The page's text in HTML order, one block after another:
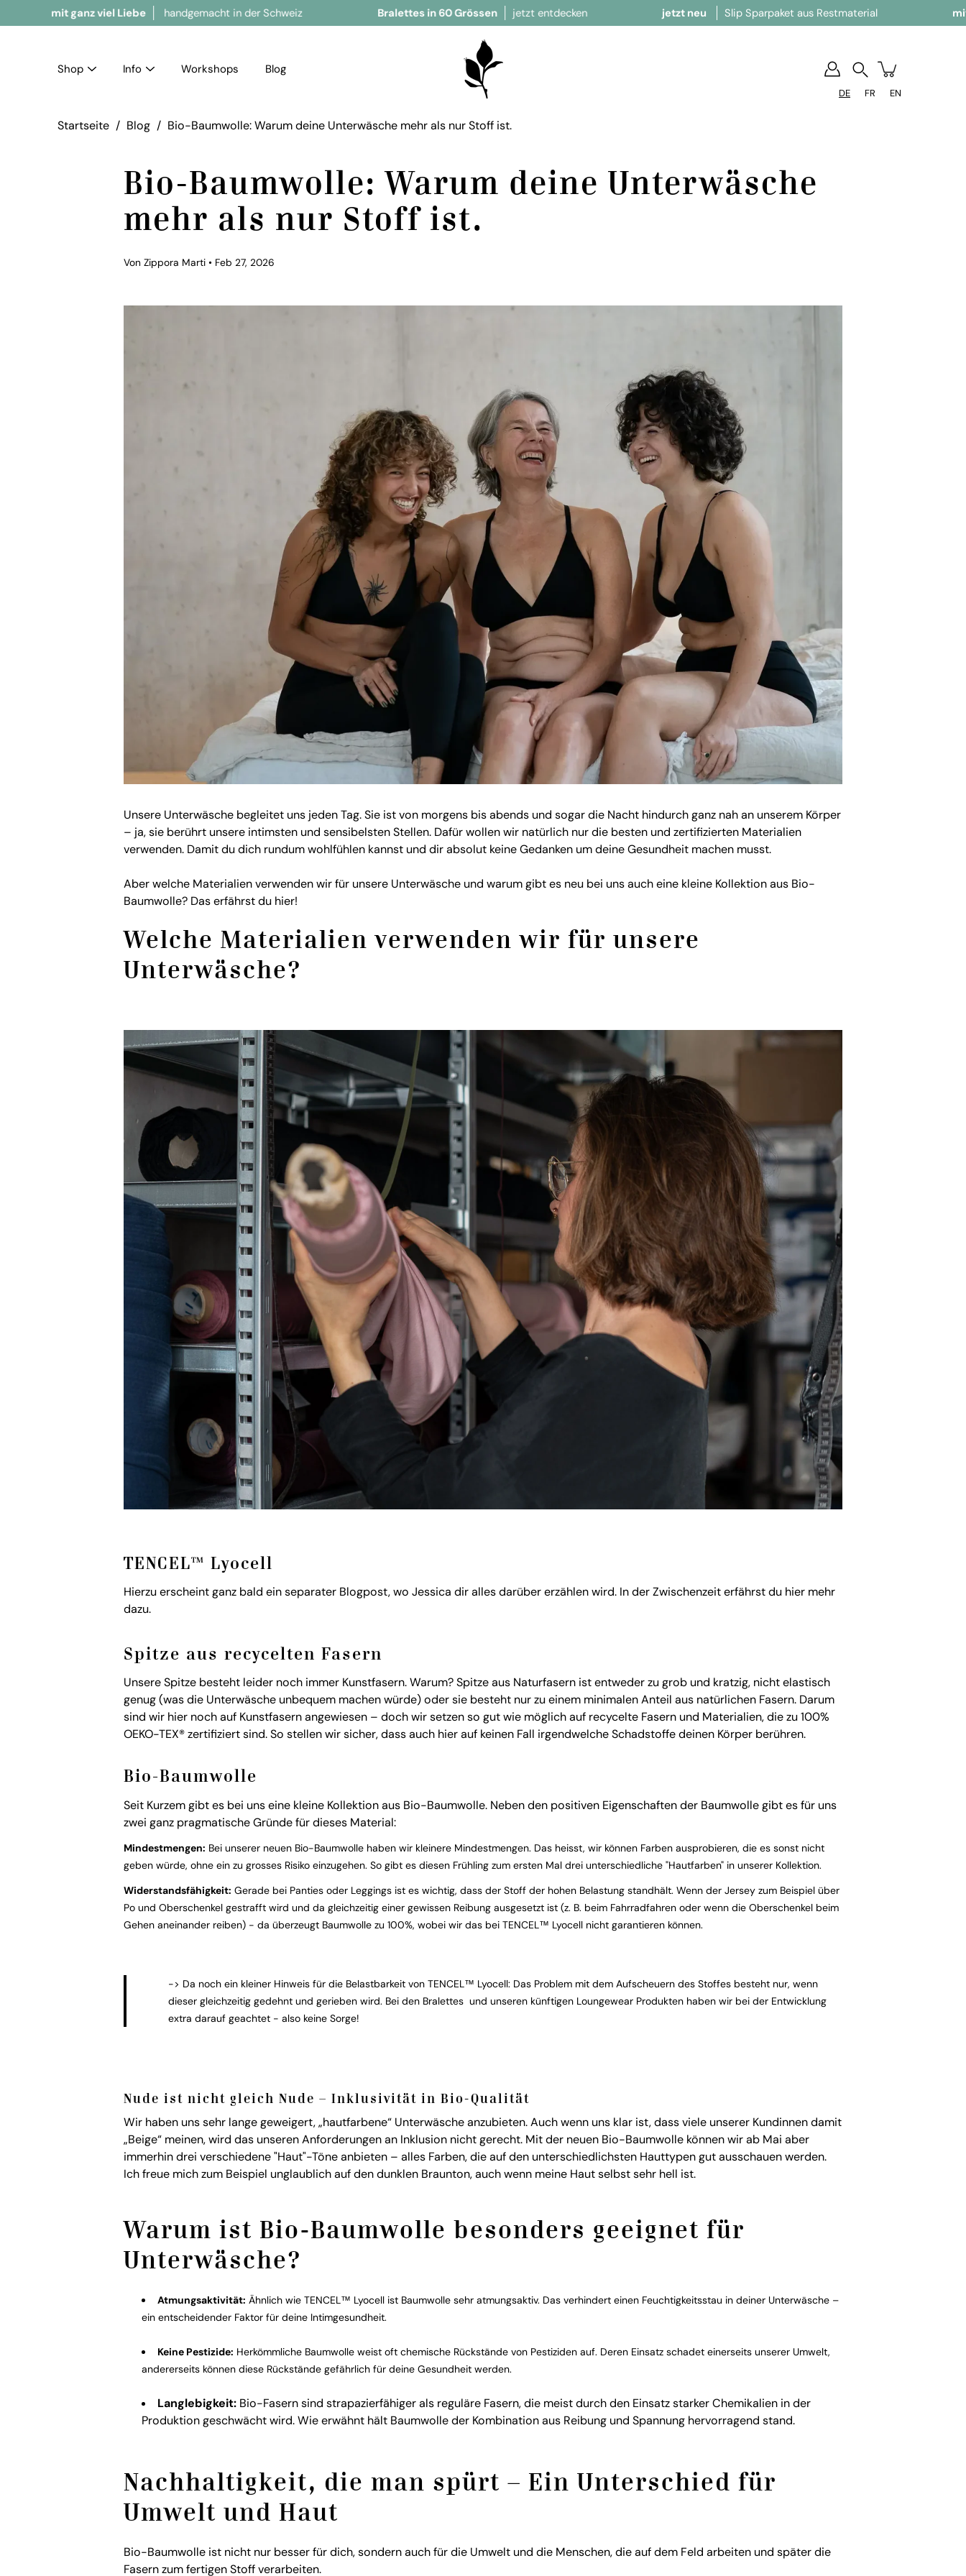
viel Liebe handgemacht in der Schweiz Bralettes in 60 Grössen jetzt entdecken Slip Sparpaket aus Restmaterial mit ganz viel
Shop Info Workshops Blog
DE FR EN
Startseite / Blog / Bio-Baumwolle: Warum deine Unterwäsche mehr als nur Stoff ist.
Bio-Baumwolle: Warum deine Unterwäsche
mehr als nur Stoff ist.
Von Zippora Marti Feb 27, 2026
Unsere Unterwäsche begleitet uns jeden Tag. Sie ist von morgens bis abends und sogar die Nacht hindurch ganz nah an unserem Körper
– ja, sie berührt unsere intimsten und sensibelsten Stellen. Dafür wollen wir natürlich nur die besten und zertifizierten Materialien
verwenden. Damit du dich rundum wohlfühlen kannst und dir absolut keine Gedanken um deine Gesundheit machen musst.
Aber welche Materialien verwenden wir für unsere Unterwäsche und warum gibt es neu bei uns auch eine kleine Kollektion aus Bio-
Baumwolle? Das erfährst du hier!
Welche Materialien verwenden wir für unsere
Unterwäsche?
TENCEL™ Lyocell
Hierzu erscheint ganz bald ein separater Blogpost, wo Jessica dir alles darüber erzählen wird. In der Zwischenzeit erfährst du hier mehr
dazu.
Spitze aus recycelten Fasern
Unsere Spitze besteht leider noch immer Kunstfasern. Warum? Spitze aus Naturfasern ist entweder zu grob und kratzig, nicht elastisch
genug (was die Unterwäsche unbequem machen würde) oder sie besteht nur zu einem minimalen Anteil aus natürlichen Fasern. Darum
sind wir hier noch auf Kunstfasern angewiesen – doch wir setzen so gut wie möglich auf recycelte Fasern und Materialien, die zu 100%
OEKO-TEX® zertifiziert sind. So stellen wir sicher, dass auch hier auf keinen Fall irgendwelche Schadstoffe deinen Körper berühren.
Bio-Baumwolle
Seit Kurzem gibt es bei uns eine kleine Kollektion aus Bio-Baumwolle. Neben den positiven Eigenschaften der Baumwolle gibt es für uns
zwei ganz pragmatische Gründe für dieses Material:
Mindestmengen: Bei unserer neuen Bio-Baumwolle haben wir kleinere Mindestmengen. Das heisst, wir können Farben ausprobieren, die es sonst nicht
geben würde, ohne ein zu grosses Risiko einzugehen. So gibt es diesen Frühling zum ersten Mal drei unterschiedliche "Hautfarben" in unserer Kollektion.
Widerstandsfähigkeit: Gerade bei Panties oder Leggings ist es wichtig, dass der Stoff der hohen Belastung standhält. Wenn der Jersey zum Beispiel über
Po und Oberschenkel gestrafft wird und da gleichzeitig einer gewissen Reibung ausgesetzt ist (z. B. beim Fahrradfahren oder wenn die Oberschenkel beim
Gehen aneinander reiben) - da überzeugt Baumwolle zu 100%, wobei wir das bei TENCEL™ Lyocell nicht garantieren können.
-> Da noch ein kleiner Hinweis für die Belastbarkeit von TENCEL™ Lyocell: Das Problem mit dem Aufscheuern des Stoffes besteht nur, wenn
dieser gleichzeitig gedehnt und gerieben wird. Bei den Bralettes und unseren künftigen Loungewear Produkten haben wir bei der Entwicklung
extra darauf geachtet - also keine Sorge!
Nude ist nicht gleich Nude – Inklusivität in Bio-Qualität
Wir haben uns sehr lange geweigert, „hautfarbene“ Unterwäsche anzubieten. Auch wenn uns klar ist, dass viele unserer Kundinnen damit
„Beige“ meinen, wird das unseren Anforderungen an Inklusion nicht gerecht. Mit der neuen Bio-Baumwolle können wir ab Mai aber
immerhin drei verschiedene "Haut"-Töne anbieten – alles Farben, die auf den unterschiedlichsten Hauttypen gut ausschauen werden.
Ich freue mich zum Beispiel unglaublich auf den dunklen Braunton, auch wenn meine Haut selbst sehr hell ist.
Warum ist Bio-Baumwolle besonders geeignet für
Unterwäsche?
Atmungsaktivität: Ähnlich wie TENCEL™ Lyocell ist Baumwolle sehr atmungsaktiv. Das verhindert einen Feuchtigkeitsstau in deiner Unterwäsche –
ein entscheidender Faktor für deine Intimgesundheit.
Keine Pestizide: Herkömmliche Baumwolle weist oft chemische Rückstände von Pestiziden auf. Deren Einsatz schadet einerseits unserer Umwelt,
andererseits können diese Rückstände gefährlich für deine Gesundheit werden.
Langlebigkeit: Bio-Fasern sind strapazierfähiger als reguläre Fasern, die meist durch den Einsatz starker Chemikalien in der
Produktion geschwächt wird. Wie erwähnt hält Baumwolle der Kombination aus Reibung und Spannung hervorragend stand.
Nachhaltigkeit, die man spürt – Ein Unterschied für
Umwelt und Haut
Bio-Baumwolle ist nicht nur besser für dich, sondern auch für die Umwelt und die Menschen, die auf dem Feld arbeiten und später die
Fasern zum fertigen Stoff verarbeiten.